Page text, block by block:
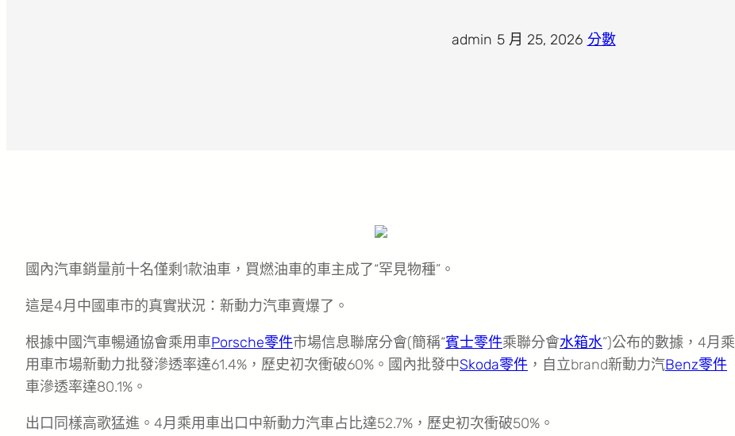
admin 5 月 25, 2026· 分數
國內汽車銷量前十名僅剩1款油車，買燃油車的車主成了“罕見物種”。
這是4月中國車市的真實狀況：新動力汽車賣爆了。
根據中國汽車暢通協會乘用車Porsche零件市場信息聯席分會(簡稱“賓士零件乘聯分會水箱水”)公布的數據，4月乘
用車市場新動力批發滲透率達61.4%，歷史初次衝破60%。國內批發中Skoda零件 ，自立brand新動力汽Benz零件
車滲透率達80.1%。
出口同樣高歌猛進。4月乘用車出口中新動力汽車占比達52.7%，歷史初次衝破50%。